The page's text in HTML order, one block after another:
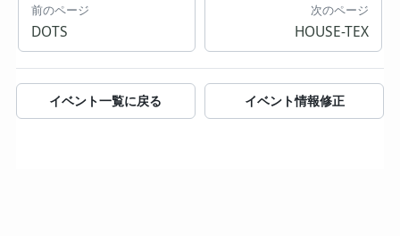
前のページ
DOTS
次のページ
HOUSE-TEX
イベント一覧に戻る イベント情報修正